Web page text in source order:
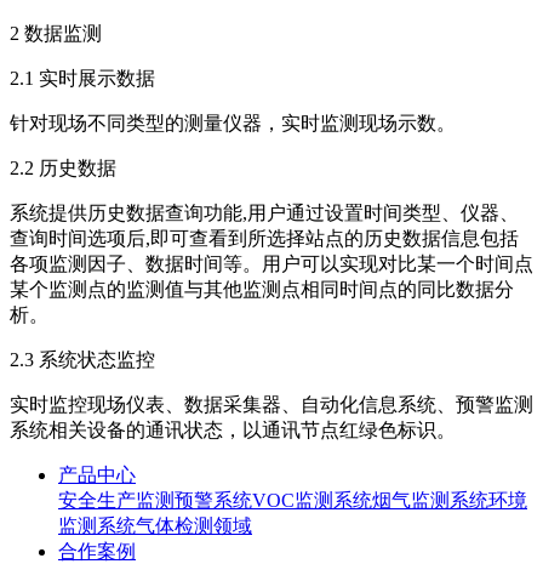
2 数据监测
2.1 实时展示数据
针对现场不同类型的测量仪器，实时监测现场示数。
2.2 历史数据
系统提供历史数据查询功能,用户通过设置时间类型、仪器、
查询时间选项后,即可查看到所选择站点的历史数据信息包括
各项监测因子、数据时间等。用户可以实现对比某一个时间点
某个监测点的监测值与其他监测点相同时间点的同比数据分
析。
2.3 系统状态监控
实时监控现场仪表、数据采集器、自动化信息系统、预警监测
系统相关设备的通讯状态，以通讯节点红绿色标识。
产品中心
安全生产监测预警系统VOC监测系统烟气监测系统环境
监测系统气体检测领域
合作案例